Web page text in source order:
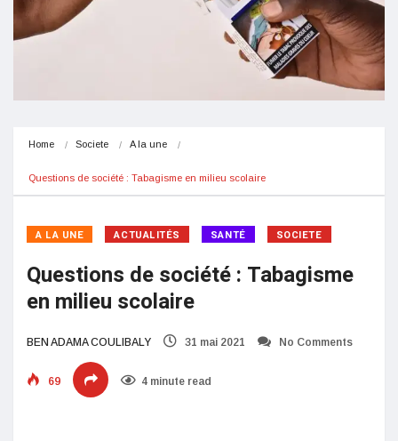
Home Societe A la une
Questions de société : Tabagisme en milieu scolaire
A LA UNE ACTUALITÉS SANTÉ SOCIETE
Questions de société : Tabagisme
en milieu scolaire
BEN ADAMA COULIBALY 31 mai 2021 No Comments
69 4 minute read